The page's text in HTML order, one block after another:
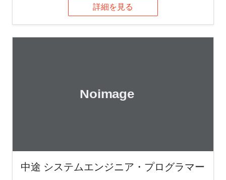
詳細を見る
中途 システムエンジニア・プログラマー